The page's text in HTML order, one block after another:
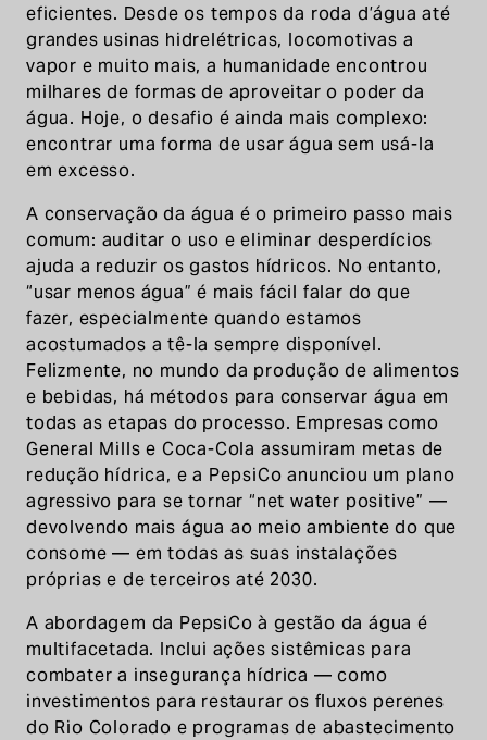
eficientes. Desde os tempos da roda d’água até
grandes usinas hidrelétricas, locomotivas a
vapor e muito mais, a humanidade encontrou
milhares de formas de aproveitar o poder da
água. Hoje, o desafio é ainda mais complexo:
encontrar uma forma de usar água sem usá-la
em excesso.
A conservação da água é o primeiro passo mais
comum: auditar o uso e eliminar desperdícios
ajuda a reduzir os gastos hídricos. No entanto,
“usar menos água” é mais fácil falar do que
fazer, especialmente quando estamos
acostumados a tê-la sempre disponível.
Felizmente, no mundo da produção de alimentos
e bebidas, há métodos para conservar água em
todas as etapas do processo. Empresas como
General Mills e Coca-Cola assumiram metas de
redução hídrica, e a PepsiCo anunciou um plano
agressivo para se tornar “net water positive” —
devolvendo mais água ao meio ambiente do que
consome — em todas as suas instalações
próprias e de terceiros até 2030.
A abordagem da PepsiCo à gestão da água é
multifacetada. Inclui ações sistêmicas para
combater a insegurança hídrica — como
investimentos para restaurar os fluxos perenes
do Rio Colorado e programas de abastecimento